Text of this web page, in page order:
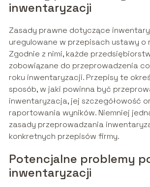
inwentaryzacji
Zasady prawne dotyczące
uregulowane w przepisach ustawy o
Zgodnie z nimi, każde
zobowiązane do przeprowadzenia
roku inwentaryzacji. Przepisy te
sposób, w jaki powinna być
inwentaryzacja, jej szczegółowość
raportowania wyników. Niemniej
zasady przeprowadzania
konkretnych przepisów firmy.
Potencjalne problemy
inwentaryzacji